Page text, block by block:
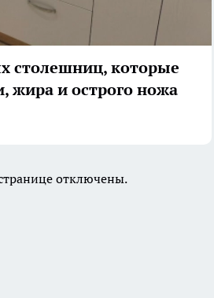
столешниц, которые
жира и острого ножа
отключены.